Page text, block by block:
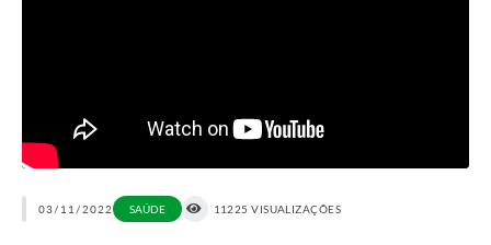
03/11/2022 SAÚDE 11225 VISUALIZAÇÕES